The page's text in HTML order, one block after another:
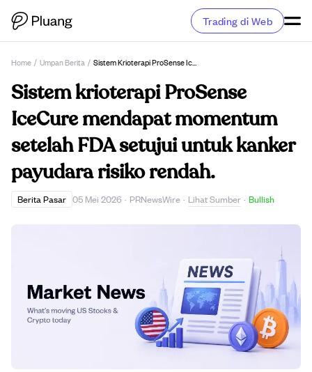
Trading di Web
Home / Umpan Berita / Sistem Krioterapi ProSense IceCure Mendapat Momentum Setelah FDA Setujui Untuk Kanker Payudara Risiko Rendah.
Sistem krioterapi ProSense
IceCure mendapat momentum
setelah FDA setujui untuk kanker
payudara risiko rendah.
Berita Pasar 05 Mei 2026 · PRNewsWire · Lihat Sumber · Bullish